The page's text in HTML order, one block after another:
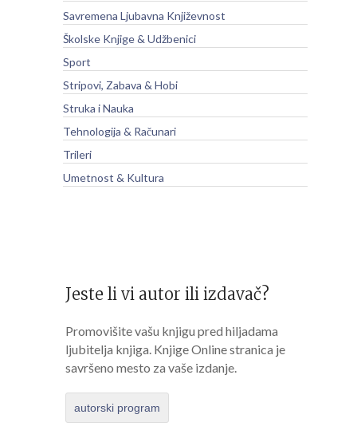
Savremena Ljubavna Književnost
Školske Knjige & Udžbenici
Sport
Stripovi, Zabava & Hobi
Struka i Nauka
Tehnologija & Računari
Trileri
Umetnost & Kultura
Jeste li vi autor ili izdavač?
Promovišite vašu knjigu pred hiljadama
ljubitelja knjiga. Knjige Online stranica je
savršeno mesto za vaše izdanje.
autorski program